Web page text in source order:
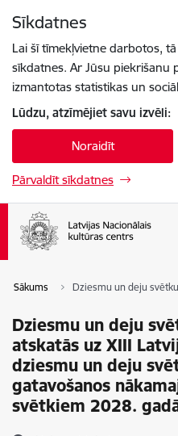
Sīkdatnes
Lai šī tīmekļvietne darbotos,
sīkdatnes. Ar Jūsu piekrišanu
izmantotas statistikas un
Lūdzu, atzīmējiet savu izvēli:
Noraidīt
Pārvaldīt sīkdatnes
Sākums Dziesmu un deju
Dziesmu un deju
atskatās uz XIII
dziesmu un deju
gatavošanos
svētkiem 2028.